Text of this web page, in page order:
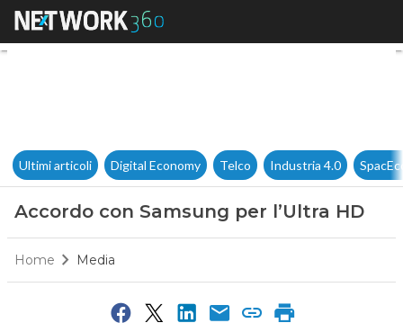
Accordo con Samsung per
Ultimi articoli Digital Economy Telco Industria 4.0
Accordo con Samsung per l’Ultra HD
Home Media